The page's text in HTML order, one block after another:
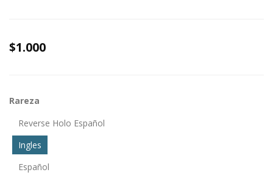
$1.000
Rareza
Reverse Holo Español
Ingles
Español